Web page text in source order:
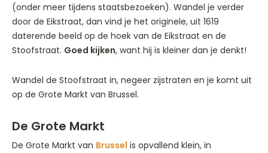
(onder meer tijdens staatsbezoeken). Wandel je verder
door de Eikstraat, dan vind je het originele, uit 1619
daterende beeld op de hoek van de Eikstraat en de
Stoofstraat. Goed kijken, want hij is kleiner dan je denkt!
Wandel de Stoofstraat in, negeer zijstraten en je komt uit
op de Grote Markt van Brussel.
De Grote Markt
De Grote Markt van Brussel is opvallend klein, in